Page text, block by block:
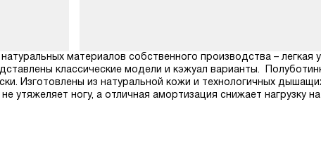
материалов собственного производства –
классические модели и кэжуал варианты.
Изготовлены из натуральной кожи и технологичных
утяжеляет ногу, а отличная амортизация снижает нагрузку